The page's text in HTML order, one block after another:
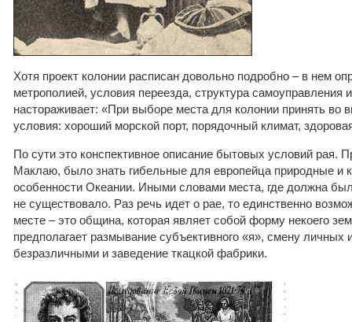
Хотя проект колонии расписан довольно подробно – в нем
метрополией, условия переезда, структура самоуправления
настораживает: «При выборе места для колонии принять во
условия: хороший морской порт, порядочный климат,
По сути это конспективное описание бытовых условий рая.
Маклаю, было знать гибельные для европейца природные и
особенности Океании. Иными словами места, где должна
не существовало. Раз речь идет о рае, то единственно
месте – это община, которая являет собой форму некоего
предполагает размывание субъективного «я», смену личных
безразличными и заведение ткацкой фабрики.